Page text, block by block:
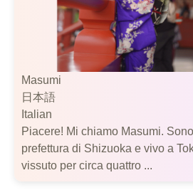
Masumi
日本語
Italian
Piacere! Mi chiamo Masumi.
prefettura di Shizuoka e vivo a
vissuto per circa quattro ...